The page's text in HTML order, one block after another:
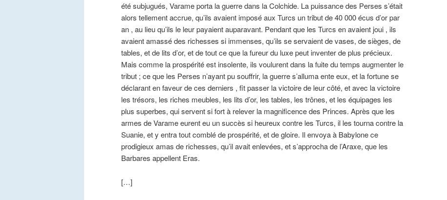
été subjugués, Varame porta la guerre dans la Colchide. La puissance des Perses s’était
alors tellement accrue, qu’ils avaient imposé aux Turcs un tribut de 40 000 écus d’or par
an , au lieu qu’ils le leur payaient auparavant. Pendant que les Turcs en avaient joui , ils
avaient amassé des richesses si immenses, qu’ils se servaient de vases, de sièges, de
tables, et de lits d’or, et de tout ce que la fureur du luxe peut inventer de plus précieux.
Mais comme la prospérité est insolente, ils voulurent dans la fuite du temps augmenter le
tribut ; ce que les Perses n’ayant pu souffrir, la guerre s’alluma ente eux, et la fortune se
déclarant en faveur de ces derniers , fit passer la victoire de leur côté, et avec la victoire
les trésors, les riches meubles, les lits d’or, les tables, les trônes, et les équipages les
plus superbes, qui servent si fort à relever la magnificence des Princes. Après que les
armes de Varame eurent eu un succès si heureux contre les Turcs, il les tourna contre la
Suanie, et y entra tout comblé de prospérité, et de gloire. Il envoya à Babylone ce
prodigieux amas de richesses, qu’il avait enlevées, et s’approcha de l’Araxe, que les
Barbares appellent Eras.
[…]